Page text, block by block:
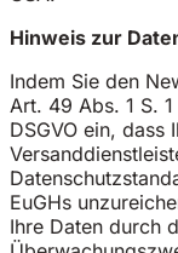
Hinweis zur
Indem Sie den
Art. 49 Abs. 1 S.
DSGVO ein, dass
EuGHs
Ihre Daten durch